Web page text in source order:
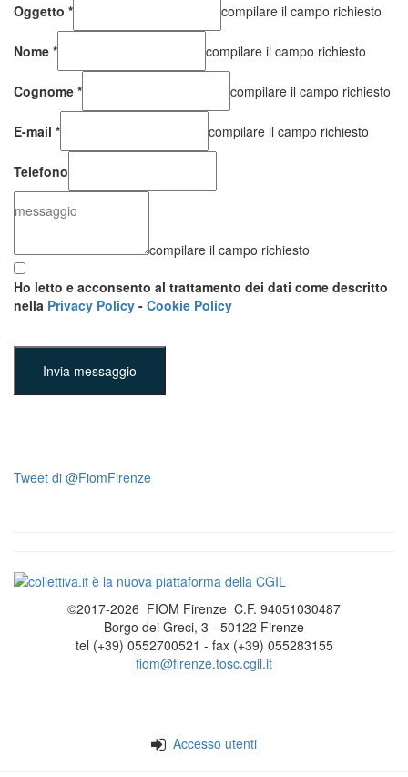
Oggetto * compilare il campo richiesto
Nome * compilare il campo richiesto
Cognome * compilare il campo richiesto
E-mail * compilare il campo richiesto
Telefono
compilare il campo richiesto
Ho letto e acconsento al trattamento dei dati come descritto
nella Privacy Policy - Cookie Policy
Invia messaggio
Tweet di @FiomFirenze
©2017-2026 FIOM Firenze C.F. 94051030487
Borgo dei Greci, 3 - 50122 Firenze
tel (+39) 0552700521 - fax (+39) 055283155
fiom@firenze.tosc.cgil.it
Accesso utenti